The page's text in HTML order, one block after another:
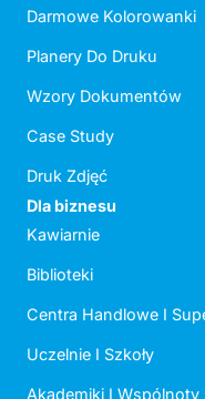
Darmowe Kolorowanki
Planery Do Druku
Wzory Dokumentów
Case Study
Druk Zdjęć
Dla biznesu
Kawiarnie
Biblioteki
Centra Handlowe I
Uczelnie I Szkoły
Akademiki I Wspólnoty